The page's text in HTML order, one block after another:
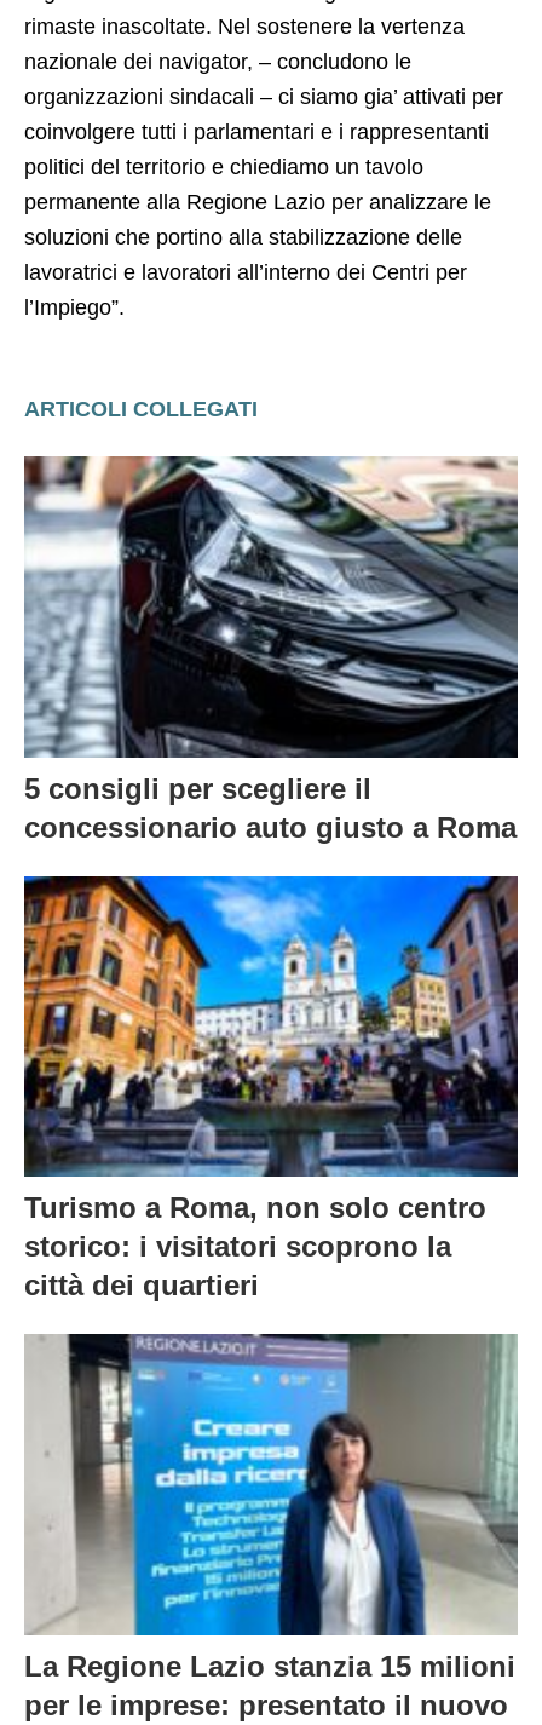
rimaste inascoltate. Nel sostenere la vertenza
nazionale dei navigator, – concludono le
organizzazioni sindacali – ci siamo gia’ attivati per
coinvolgere tutti i parlamentari e i rappresentanti
politici del territorio e chiediamo un tavolo
permanente alla Regione Lazio per analizzare le
soluzioni che portino alla stabilizzazione delle
lavoratrici e lavoratori all’interno dei Centri per
l’Impiego”.
ARTICOLI COLLEGATI
5 consigli per scegliere il
concessionario auto giusto a Roma
Turismo a Roma, non solo centro
storico: i visitatori scoprono la
città dei quartieri
La Regione Lazio stanzia 15 milioni
per le imprese: presentato il nuovo